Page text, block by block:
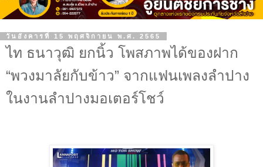
วันอังคารที่ 15 พฤศจิกายน พ.ศ. 2565
ไท ธนาวุฒิ ยกนิ้ว โพสภาพได้ของฝาก
“พวงมาลัยกับข้าว” จากแฟนเพลงลำปาง
ในงานลำปางมอเตอร์โชว์